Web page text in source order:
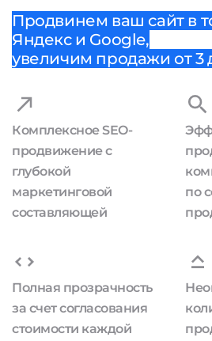
Продвинем ваш сайт в
Яндекс и Google,
увеличим продажи от 3
Комплексное SEO-
продвижение с
глубокой
маркетинговой
составляющей
по
Полная прозрачность
за счет согласования
стоимости каждой